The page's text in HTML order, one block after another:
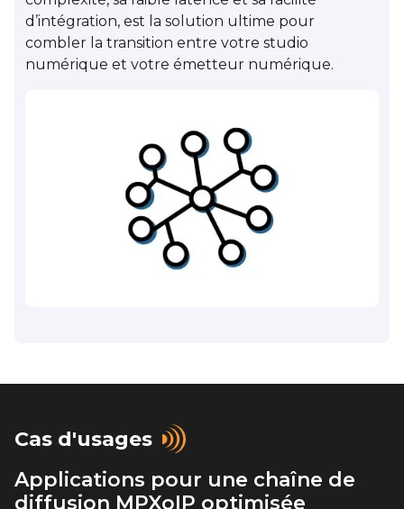
d’intégration, est la solution ultime pour
combler la transition entre votre studio
numérique et votre émetteur numérique.
Cas d'usages
Applications pour une chaîne de
diffusion MPXoIP optimisée